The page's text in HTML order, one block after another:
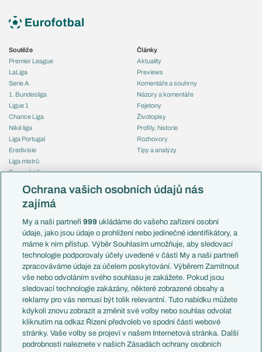
Soutěže
Premier League
LaLiga
Serie A
1. Bundesliga
Ligue 1
Chance Liga
Niké liga
Liga Portugal
Eredivisie
Liga mistrů
Evropská liga
Mistrovství světa
Liga národů
Témata
Představení týmů MS
EuroSkauting
PL v kostce
Evropské koeficienty
Přestupy
Přestupové spekulace
Zranění
Kluby
Arsenal FC
Články
Aktuality
Previews
Komentáře a souhrny
Názory a komentáře
Fejetony
Životopisy
Profily, historie
Rozhovory
Tipy a analýzy
Česko
Francie
Itálie
Německo
Španělsko
Argentina
Brazílie
Přestupy
Zápasy
Livescore
Tipovací soutěž
Ochrana vašich osobních údajů nás
zajímá
My a naši partneři999 ukládáme do vašeho zařízení osobní
údaje, jako jsou údaje o prohlížení nebo jedinečné identifikátory, a
máme k nim přístup. Výběr Souhlasím umožňuje, aby sledovací
technologie podporovaly účely uvedené v části My a naši partneři
zpracováváme údaje za účelem poskytování. Výběrem Zamítnout
vše nebo odvoláním svého souhlasu je zakážete. Pokud jsou
sledovací technologie zakázány, některé zobrazené obsahy a
reklamy pro vás nemusí být tolik relevantní. Tuto nabídku můžete
kdykoli znovu zobrazit a změnit své volby nebo souhlas odvolat
kliknutím na odkaz Řízení předvoleb ve spodní části webové
stránky. Vaše volby se projeví v našem Internetová stránka. Další
podrobnosti naleznete v našich Zásadách ochrany osobních